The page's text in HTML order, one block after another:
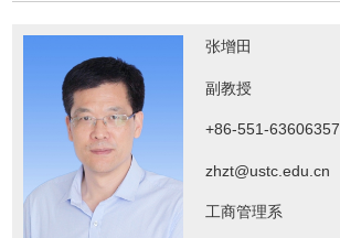
张增田
副教授
+86-551-63606357
zhzt@ustc.edu.cn
工商管理系